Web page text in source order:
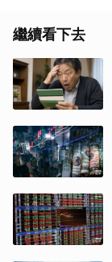
繼續看下去